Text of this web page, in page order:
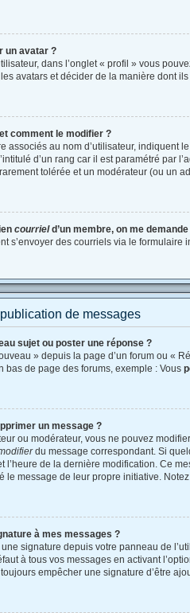
un avatar ?
dans l’onglet « profil » vous
avatars et décider de la manière dont
comment le modifier ?
associés au nom d’utilisateur,
d’un rang car il est paramétré par
tolérée et un modérateur (ou un
courrield’un membre, on me
s’envoyer des courriels via le
de messages
sujet ou poster une réponse ?
» depuis la page d’un forum ou «
bas de page des forums, exemple : Vous
un message ?
ou modérateur, vous ne pouvez
du message correspondant. Si
l’heure de la dernière modification. Ce
le message de leur propre initiative.
à mes messages ?
une signature depuis votre panneau de
à tous vos messages en activant
empêcher une signature d’être